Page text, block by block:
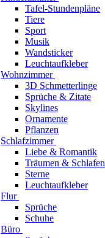
Tafel-Stundenpläne
Tiere
Sport
Musik
Wandsticker
Leuchtaufkleber
Wohnzimmer
3D Schmetterlinge
Sprüche & Zitate
Skylines
Ornamente
Pflanzen
Schlafzimmer
Liebe & Romantik
Träumen & Schlafen
Sterne
Leuchtaufkleber
Flur
Sprüche
Schuhe
Büro